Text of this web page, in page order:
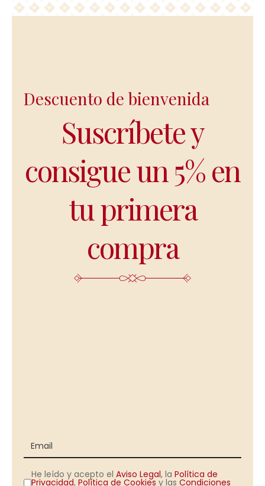
Descuento de bienvenida
Suscríbete y
consigue un 5% en
tu primera
compra
He leído y acepto el Aviso Legal, la Política de
Privacidad, Política de Cookies y las Condiciones